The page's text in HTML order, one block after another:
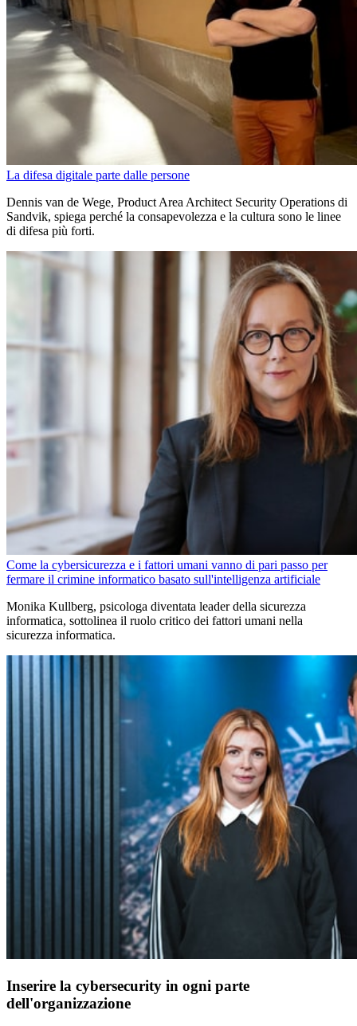
La difesa digitale parte dalle persone
Dennis van de Wege, Product Area Architect Security Operations di
Sandvik, spiega perché la consapevolezza e la cultura sono le linee
di difesa più forti.
Come la cybersicurezza e i fattori umani vanno di pari passo per
fermare il crimine informatico basato sull'intelligenza artificiale
Monika Kullberg, psicologa diventata leader della sicurezza
informatica, sottolinea il ruolo critico dei fattori umani nella
sicurezza informatica.
Inserire la cybersecurity in ogni parte
dell'organizzazione